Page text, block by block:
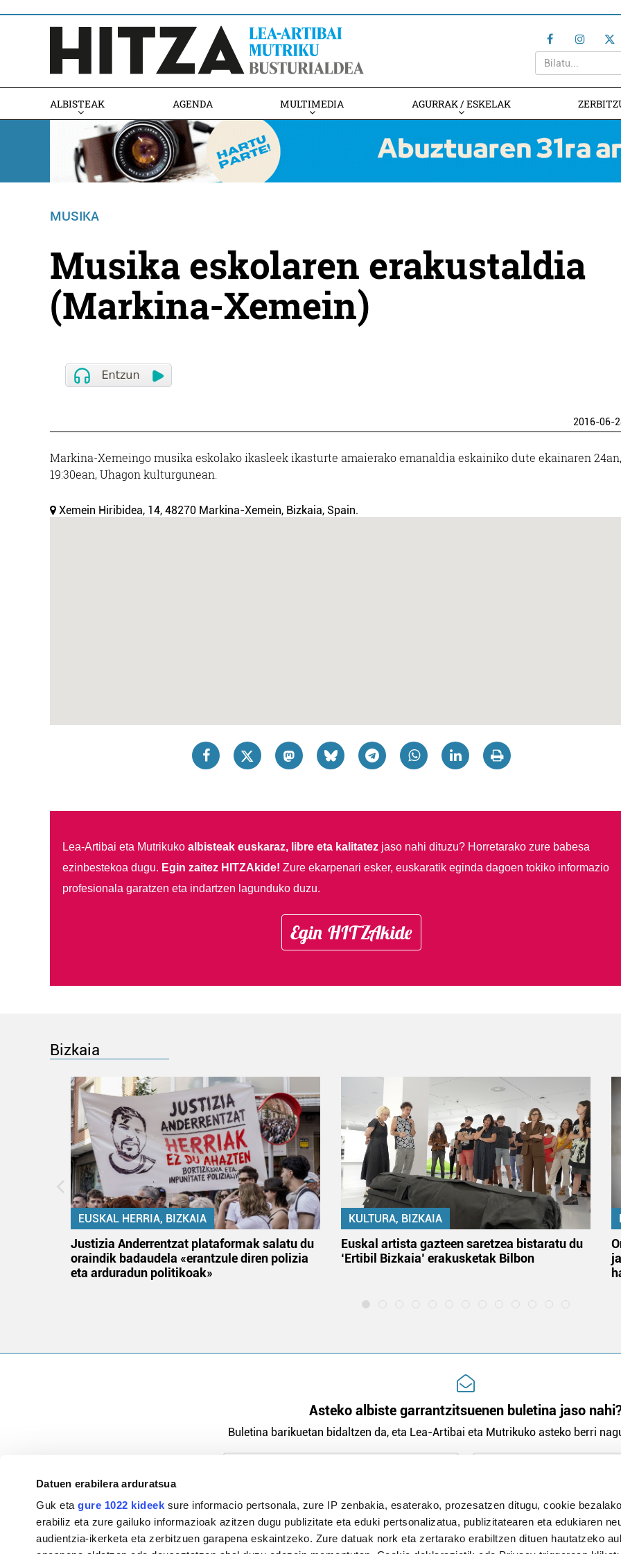
Datuen erabilera arduratsua
Guk etagure 1022 kideek sure informacio pertsonala, zure IP zenbakia, esaterako, prozesatzen ditugu, cookie
erabiliz eta zure gailuko informazioak azitzen dugu publizitate eta eduki pertsonalizatua, publizitatearen eta edukiaren
audientzia-ikerketa eta zerbitzuen garapena eskaintzeko. Zure datuak nork eta zertarako erabiltzen dituen hautatzeko
ALBISTEAK AGENDA MULTIMEDIA AGURRAK / ESKELAK
MUSIKA
Musika eskolaren erakustaldia
(Markina-Xemein)
2016-06-
Markina-Xemeingo musika eskolako ikasleek ikasturte amaierako emanaldia eskainiko dute ekainaren 24an,
19:30ean, Uhagon kulturgunean.
Xemein Hiribidea, 14, 48270 Markina-Xemein, Bizkaia, Spain.
Lea-Artibai eta Mutrikuko albisteak euskaraz, libre eta kalitatezjaso nahi dituzu? Horretarako zure babesa
ezinbestekoa dugu. Egin zaitez HITZAkide! Zure ekarpenari esker, euskaratik eginda dagoen tokiko informazio
profesionala garatzen eta indartzen lagunduko duzu.
Egin HITZAkide
Bizkaia
EUSKAL HERRIA, BIZKAIA
Justizia Anderrentzat plataformak salatu du
oraindik badaudela «erantzule diren polizia
eta arduradun politikoak»
KULTURA, BIZKAIA
Euskal artista gazteen saretzea bistaratu du
‘Ertibil Bizkaia’ erakusketak Bilbon
Asteko albiste garrantzitsuenen buletina jaso
Buletina barikuetan bidaltzen da, eta Lea-Artibai eta Mutrikuko asteko berri